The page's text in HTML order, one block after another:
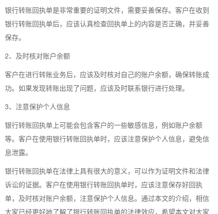
银行转账回执单是非常重要的证明文件，需要妥善保存。客户在收到
银行转账回执单后，应该认真检查回执单上的内容是否正确，并妥善
保存。
2、及时核对账户余额
客户在进行转账业务后，应该及时核对自己的账户余额，确保转账成
功。如果发现转账出现了问题，应该及时联系银行进行处理。
3、注意保护个人信息
银行转账回执单上可能会包含客户的一些敏感信息，例如账户余额
等。客户在使用银行转账回执单时，应该注意保护个人信息，避免信
息泄露。
银行转账回执单在法律上具有很大的意义，可以作为证明文件和法律
诉讼的证据。客户在使用银行转账回执单时，应该注意保存好回执
单，及时核对账户余额，注意保护个人信息。通过本文的介绍，相信
大家已经更好地了解了银行转账回执单的法律效应，希望本文对大家